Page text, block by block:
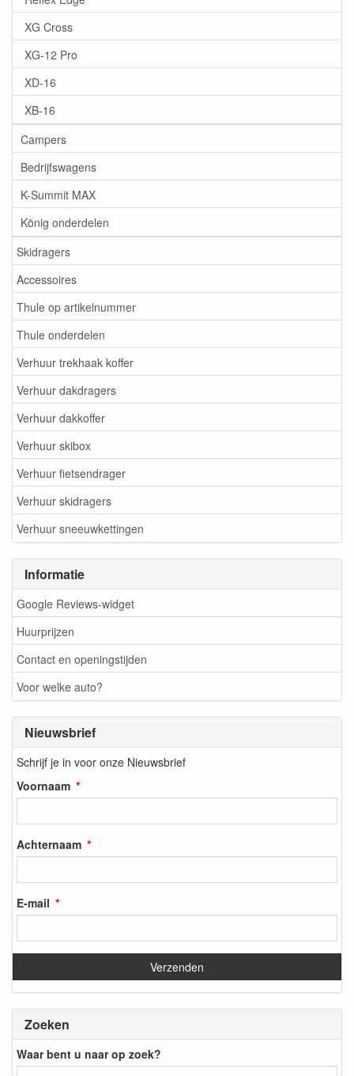
XG Cross
XG-12 Pro
XD-16
XB-16
Campers
Bedrijfswagens
K-Summit MAX
König onderdelen
Skidragers
Accessoires
Thule op artikelnummer
Thule onderdelen
Verhuur trekhaak koffer
Verhuur dakdragers
Verhuur dakkoffer
Verhuur skibox
Verhuur fietsendrager
Verhuur skidragers
Verhuur sneeuwkettingen
Informatie
Google Reviews-widget
Huurprijzen
Contact en openingstijden
Voor welke auto?
Nieuwsbrief
Schrijf je in voor onze Nieuwsbrief
Voornaam
Achternaam
E-mail
Zoeken
Waar bent u naar op zoek?